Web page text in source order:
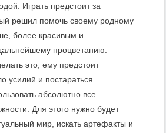
Играть предстоит за
решил помочь своему родному
более красивым и
процветанию.
это, ему предстоит
усилий и постараться
абсолютно все
Для этого нужно будет
мир, искать артефакты и